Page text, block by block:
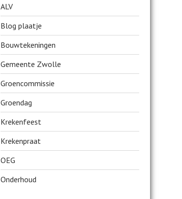
ALV
Blog plaatje
Bouwtekeningen
Gemeente Zwolle
Groencommissie
Groendag
Krekenfeest
Krekenpraat
OEG
Onderhoud